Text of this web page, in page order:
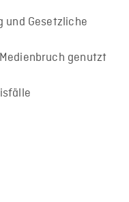
und Gesetzliche
genutzt